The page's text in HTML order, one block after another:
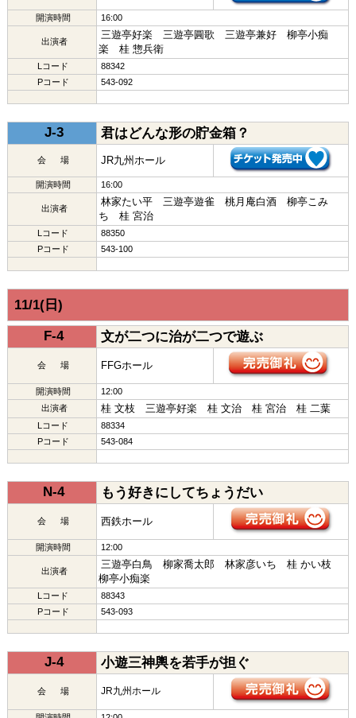
開演時間 16:00
出演者
三遊亭好楽 三遊亭圓歌 三遊亭兼好 柳亭小痴
楽 桂 惣兵衛
Lコード
88342
Pコード
543-092
J-3 君はどんな形の貯金箱？
会 場 JR九州ホール
開演時間 16:00
出演者
林家たい平 三遊亭遊雀 桃月庵白酒 柳亭こみ
ち 桂 宮治
Lコード
88350
Pコード
543-100
11/1(日)
F-4 文が二つに治が二つで遊ぶ
会 場 FFGホール
開演時間
12:00
出演者
桂 文枝 三遊亭好楽 桂 文治 桂 宮治 桂 二葉
Lコード
88334
Pコード
543-084
N-4 もう好きにしてちょうだい
会 場 西鉄ホール
開演時間 12:00
出演者
三遊亭白鳥 柳家喬太郎 林家彦いち 桂 かい枝
柳亭小痴楽
Lコード
88343
Pコード
543-093
J-4 小遊三神輿を若手が担ぐ
会 場 JR九州ホール